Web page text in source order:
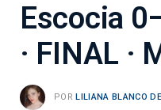
Escocia
· FINAL ·
POR LILIANA BLANCO